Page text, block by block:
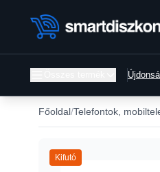
Főoldal Telefontok,
Kifutó